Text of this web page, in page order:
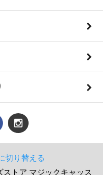
切り替える
トア マジックキャッス